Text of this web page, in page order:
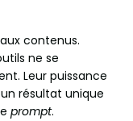
contenus.
ne se
Leur puissance
résultat unique
prompt.